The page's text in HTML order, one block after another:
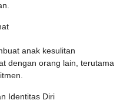
anak kesulitan
dengan orang lain, terutama
Identitas Diri